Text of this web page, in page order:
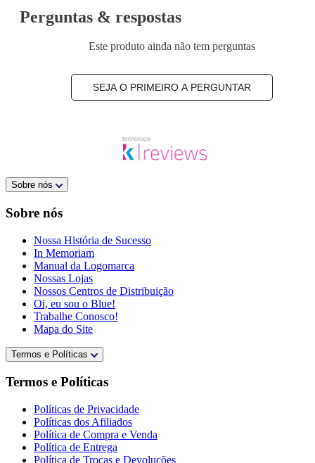
Perguntas & respostas
Este produto ainda não tem perguntas
SEJA O PRIMEIRO A PERGUNTAR
Sobre nós
Sobre nós
Nossa História de Sucesso
In Memoriam
Manual da Logomarca
Nossas Lojas
Nossos Centros de Distribuição
Oi, eu sou o Blue!
Trabalhe Conosco!
Mapa do Site
Termos e Políticas
Termos e Políticas
Políticas de Privacidade
Políticas dos Afiliados
Política de Compra e Venda
Política de Entrega
Política de Trocas e Devoluções